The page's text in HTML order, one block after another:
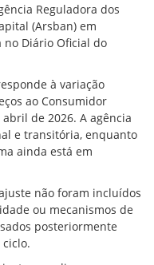
Reguladora dos
(Arsban) em
no Diário Oficial do
à variação
ao Consumidor
de 2026. A agência
e transitória, enquanto
ainda está em
não foram incluídos
ou mecanismos de
posteriormente